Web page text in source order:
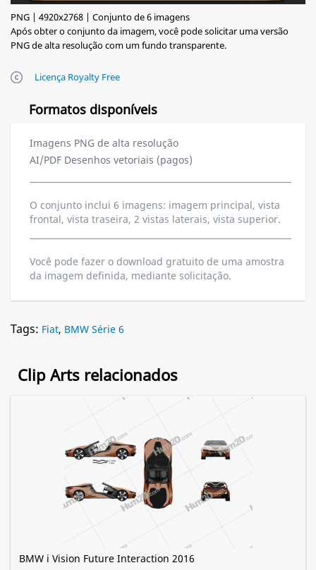
PNG | 4920x2768 | Conjunto de 6 imagens
Após obter o conjunto da imagem, você pode solicitar uma versão
PNG de alta resolução com um fundo transparente.
Licença Royalty Free
Formatos disponíveis
Imagens PNG de alta resolução
AI/PDF Desenhos vetoriais (pagos)
O conjunto inclui 6 imagens: imagem principal, vista
frontal, vista traseira, 2 vistas laterais, vista superior.
Você pode fazer o download gratuito de uma amostra
da imagem definida, mediante solicitação.
Tags: Fiat, BMW Série 6
Clip Arts relacionados
BMW i Vision Future Interaction 2016